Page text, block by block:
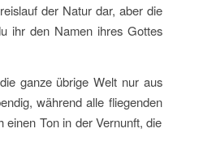
der Natur dar, aber die
ihr den Namen ihres Gottes
ganze übrige Welt nur aus
während alle fliegenden
Ton in der Vernunft, die